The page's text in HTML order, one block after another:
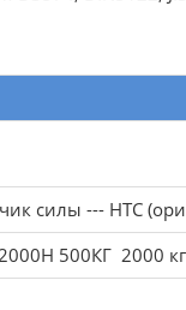
силы --- НТС
500КГ 2000